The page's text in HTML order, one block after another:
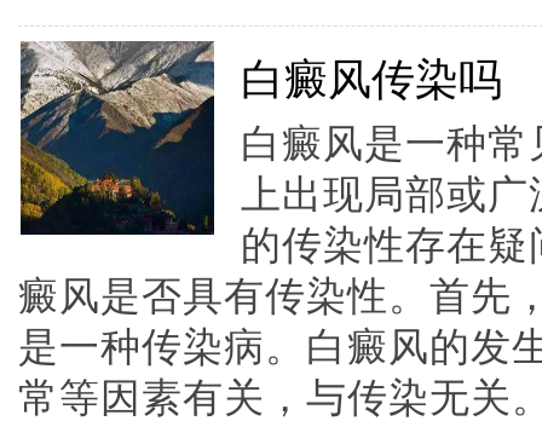
白癜风传染吗
白癜风是一种
上出现局部或
的传染性存在
癜风是否具有传染性。首先
是一种传染病。白癜风的发
常等因素有关，与传染无关